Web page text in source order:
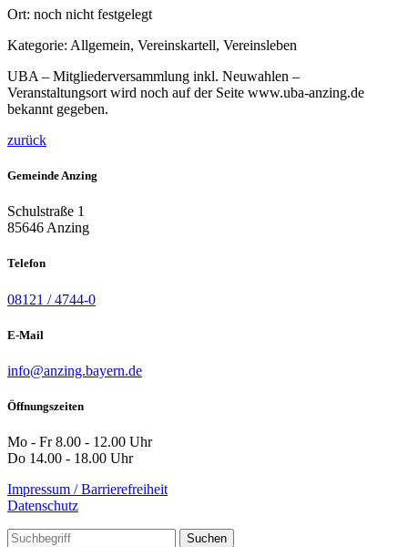
Ort: noch nicht festgelegt
Kategorie: Allgemein, Vereinskartell, Vereinsleben
UBA – Mitgliederversammlung inkl. Neuwahlen –
Veranstaltungsort wird noch auf der Seite www.uba-anzing.de
bekannt gegeben.
zurück
Gemeinde Anzing
Schulstraße 1
85646 Anzing
Telefon
08121 / 4744-0
E-Mail
info@anzing.bayern.de
Öffnungszeiten
Mo - Fr 8.00 - 12.00 Uhr
Do 14.00 - 18.00 Uhr
Impressum / Barrierefreiheit
Datenschutz
Suche